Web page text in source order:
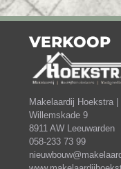
VERKOOP
Makelaardij Hoekstra |
Willemskade 9
8911 AW Leeuwarden
058-233 73 99